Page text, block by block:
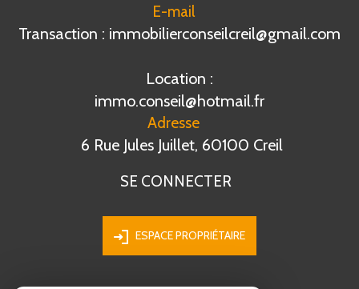
E-mail
Transaction : immobilierconseilcreil@gmail.com
Location :
immo.conseil@hotmail.fr
Adresse
6 Rue Jules Juillet, 60100 Creil
SE CONNECTER
ESPACE PROPRIÉTAIRE